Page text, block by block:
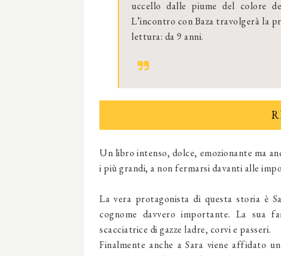
uccello dalle piume del colore
L’incontro con Baza travolgerà la
lettura: da 9 anni.
Un libro intenso, dolce, emozionante ma
i più grandi, a non fermarsi davanti alle
La vera protagonista di questa storia è
cognome davvero importante. La sua
scacciatrice di gazze ladre, corvi e passeri.
Finalmente anche a Sara viene affidato